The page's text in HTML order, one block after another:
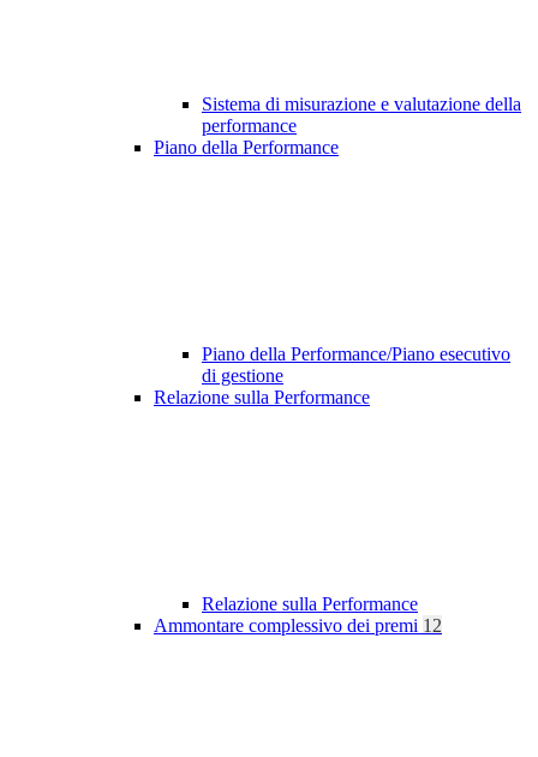
Sistema di misurazione e valutazione della
performance
Piano della Performance
Piano della Performance/Piano esecutivo
di gestione
Relazione sulla Performance
Relazione sulla Performance
Ammontare complessivo dei premi 12